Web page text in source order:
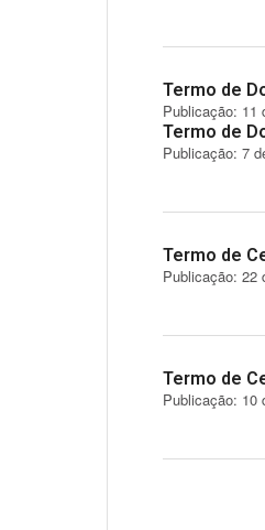
Termo de
Publicação: 11
Termo de
Publicação: 7
Termo de
Publicação: 22
Termo de
Publicação: 10